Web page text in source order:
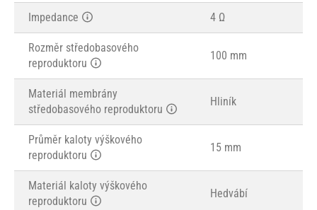
Impedance 4 Ω
Rozměr středobasového
reproduktoru
100 mm
Materiál membrány
středobasového reproduktoru
Hliník
Průměr kaloty výškového
reproduktoru
15 mm
Materiál kaloty výškového
reproduktoru
Hedvábí